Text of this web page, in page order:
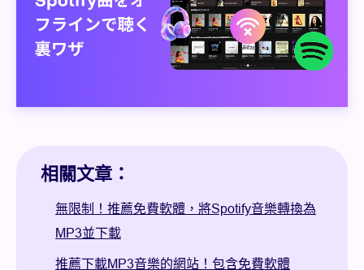
相關文章：
無限制！推薦免費軟體，將Spotify音樂轉換為
MP3並下載
推薦下載MP3音樂的網站！包含免費軟體